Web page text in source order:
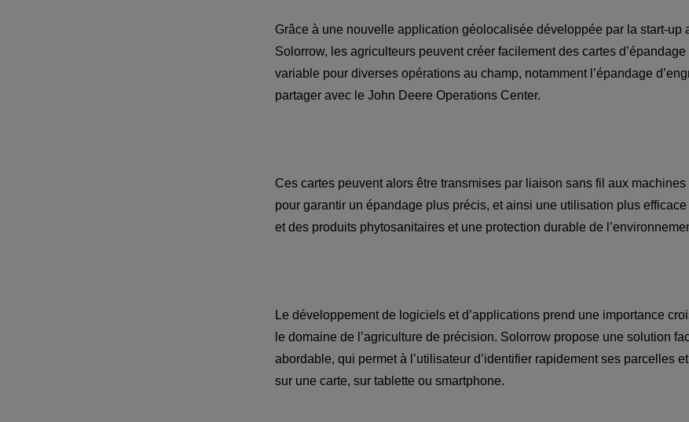
Grâce à une nouvelle application géolocalisée développée par la start-up
Solorrow, les agriculteurs peuvent créer facilement des cartes d’épandage
variable pour diverses opérations au champ, notamment l’épandage
Ces cartes peuvent alors être transmises par liaison sans fil aux machines
pour garantir un épandage plus précis, et ainsi une utilisation plus
Le développement de logiciels et d’applications prend une importance
le domaine de l’agriculture de précision. Solorrow propose une solution
abordable, qui permet à l’utilisateur d’identifier rapidement ses parcelles